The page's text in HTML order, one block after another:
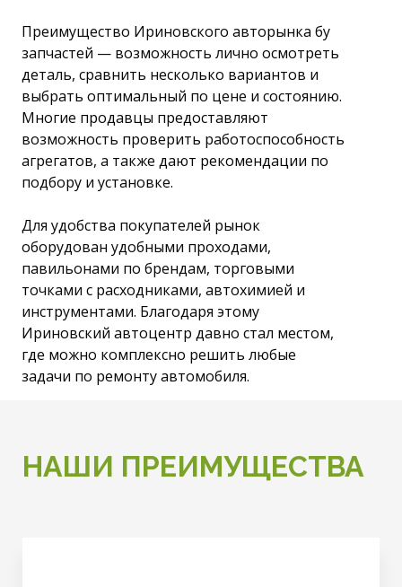
Преимущество Ириновского авторынка бу
запчастей — возможность лично осмотреть
деталь, сравнить несколько вариантов и
выбрать оптимальный по цене и состоянию.
Многие продавцы предоставляют
возможность проверить работоспособность
агрегатов, а также дают рекомендации по
подбору и установке.
Для удобства покупателей рынок
оборудован удобными проходами,
павильонами по брендам, торговыми
точками с расходниками, автохимией и
инструментами. Благодаря этому
Ириновский автоцентр давно стал местом,
где можно комплексно решить любые
задачи по ремонту автомобиля.
НАШИ ПРЕИМУЩЕСТВА